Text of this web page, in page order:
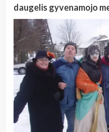
daugelis gyvenamojo